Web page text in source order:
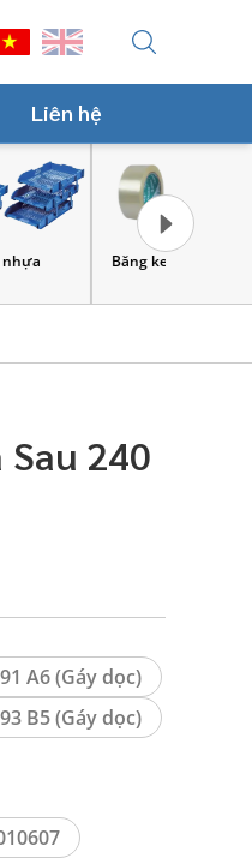
Liên hệ
Băng keo, xe đẩy
Sau 240
A6 (Gáy dọc)
B5 (Gáy dọc)